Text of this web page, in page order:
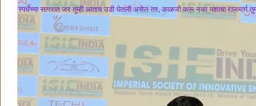
स्पर्धेच्या सागरात जर तुम्ही आताच उडी घेतली असेल तर, काळजी करू नका यशाचा राजमार्ग